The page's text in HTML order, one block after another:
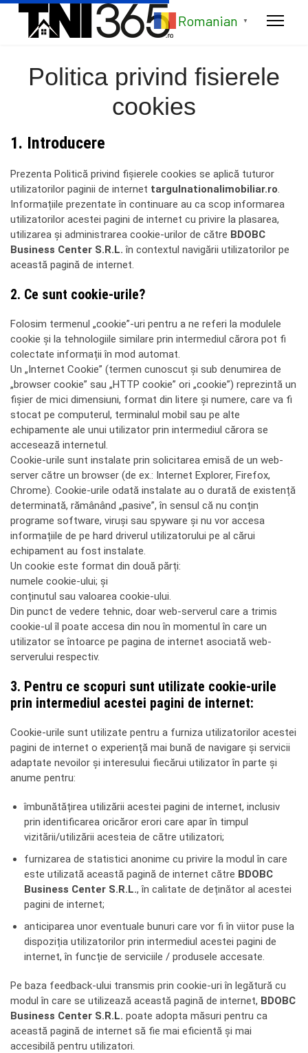
Romanian ▼
Politica privind fisierele
cookies
1. Introducere
Prezenta Politică privind fișierele cookies se aplică tuturor
utilizatorilor paginii de internet targulnationalimobiliar.ro.
Informațiile prezentate în continuare au ca scop informarea
utilizatorilor acestei pagini de internet cu privire la plasarea,
utilizarea și administrarea cookie-urilor de către BDOBC
Business Center S.R.L. în contextul navigării utilizatorilor pe
această pagină de internet.
2. Ce sunt cookie-urile?
Folosim termenul „cookie”-uri pentru a ne referi la modulele
cookie și la tehnologiile similare prin intermediul cărora pot fi
colectate informații în mod automat.
Un „Internet Cookie” (termen cunoscut și sub denumirea de
„browser cookie” sau „HTTP cookie” ori „cookie”) reprezintă un
fișier de mici dimensiuni, format din litere și numere, care va fi
stocat pe computerul, terminalul mobil sau pe alte
echipamente ale unui utilizator prin intermediul cărora se
accesează internetul.
Cookie-urile sunt instalate prin solicitarea emisă de un web-
server către un browser (de ex.: Internet Explorer, Firefox,
Chrome). Cookie-urile odată instalate au o durată de existență
determinată, rămânând „pasive”, în sensul că nu conțin
programe software, viruși sau spyware și nu vor accesa
informațiile de pe hard driverul utilizatorului pe al cărui
echipament au fost instalate.
Un cookie este format din două părți:
numele cookie-ului; și
conținutul sau valoarea cookie-ului.
Din punct de vedere tehnic, doar web-serverul care a trimis
cookie-ul îl poate accesa din nou în momentul în care un
utilizator se întoarce pe pagina de internet asociată web-
serverului respectiv.
3. Pentru ce scopuri sunt utilizate cookie-urile
prin intermediul acestei pagini de internet:
Cookie-urile sunt utilizate pentru a furniza utilizatorilor acestei
pagini de internet o experiență mai bună de navigare și servicii
adaptate nevoilor și interesului fiecărui utilizator în parte și
anume pentru:
îmbunătățirea utilizării acestei pagini de internet, inclusiv
prin identificarea oricăror erori care apar în timpul
vizitării/utilizării acesteia de către utilizatori;
furnizarea de statistici anonime cu privire la modul în care
este utilizată această pagină de internet către BDOBC
Business Center S.R.L., în calitate de deținător al acestei
pagini de internet;
anticiparea unor eventuale bunuri care vor fi în viitor puse la
dispoziția utilizatorilor prin intermediul acestei pagini de
internet, în funcție de serviciile / produsele accesate.
Pe baza feedback-ului transmis prin cookie-uri în legătură cu
modul în care se utilizează această pagină de internet, BDOBC
Business Center S.R.L. poate adopta măsuri pentru ca
această pagină de internet să fie mai eficientă și mai
accesibilă pentru utilizatori.